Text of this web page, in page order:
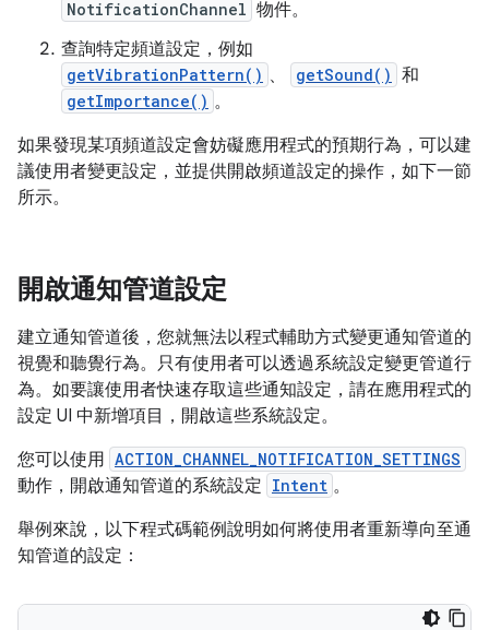
NotificationChannel 物件。
查詢特定頻道設定，例如
getVibrationPattern() 、 getSound() 和
getImportance() 。
如果發現某項頻道設定會妨礙應用程式的預期行為，可以建
議使用者變更設定，並提供開啟頻道設定的操作，如下一節
所示。
開啟通知管道設定
建立通知管道後，您就無法以程式輔助方式變更通知管道的
視覺和聽覺行為。只有使用者可以透過系統設定變更管道行
為。如要讓使用者快速存取這些通知設定，請在應用程式的
設定 UI 中新增項目，開啟這些系統設定。
您可以使用 ACTION_CHANNEL_NOTIFICATION_SETTINGS
動作，開啟通知管道的系統設定 Intent 。
舉例來說，以下程式碼範例說明如何將使用者重新導向至通
知管道的設定：